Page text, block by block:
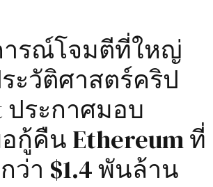
ารณ์โจมตีที่ใหญ่
ะวัติศาสตร์คริป
ประกาศมอบ
อกู้คืน Ethereum ที่
ว่า $1.4 พันล้าน